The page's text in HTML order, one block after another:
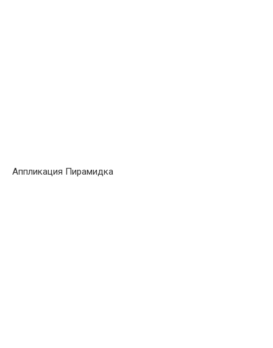
Аппликация Пирамидка